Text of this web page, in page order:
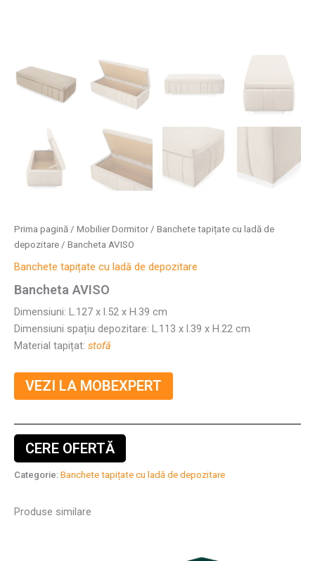
Prima pagină / Mobilier Dormitor/ Banchete tapițate cu ladă de
depozitare / Bancheta AVISO
Banchete tapițate cu ladă de depozitare
Bancheta AVISO
Dimensiuni: L.127 x l.52 x H.39 cm
Dimensiuni spațiu depozitare: L.113 x l.39 x H.22 cm
Material tapițat: stofă
VEZI LA MOBEXPERT
CERE OFERTĂ
Categorie: Banchete tapițate cu ladă de depozitare
Produse similare